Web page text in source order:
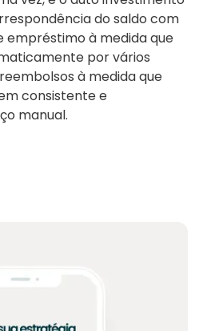
do saldo com
empréstimo à medida que
por vários
à medida que
consistente e
manual.